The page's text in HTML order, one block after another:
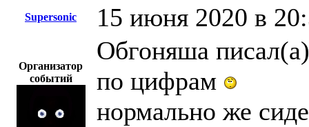
Supersonic 15 июня 2020 в
Организатор
событий
Обгоняша
по цифрам
нормально же